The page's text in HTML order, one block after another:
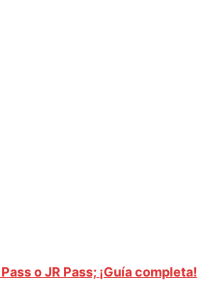
o JR Pass; ¡Guía completa!